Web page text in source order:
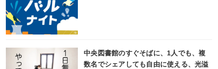
中央図書館のすぐそばに、1人でも、複
数名でシェアしても自由に使える、光溢